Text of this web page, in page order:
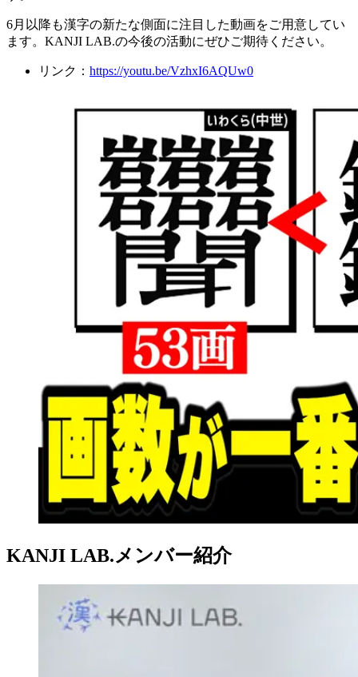
6月以降も漢字の新たな側面に注目した動画をご用意してい
ます。KANJI LAB.の今後の活動にぜひご期待ください。
リンク： https://youtu.be/VzhxI6AQUw0
KANJI LAB.メンバー紹介